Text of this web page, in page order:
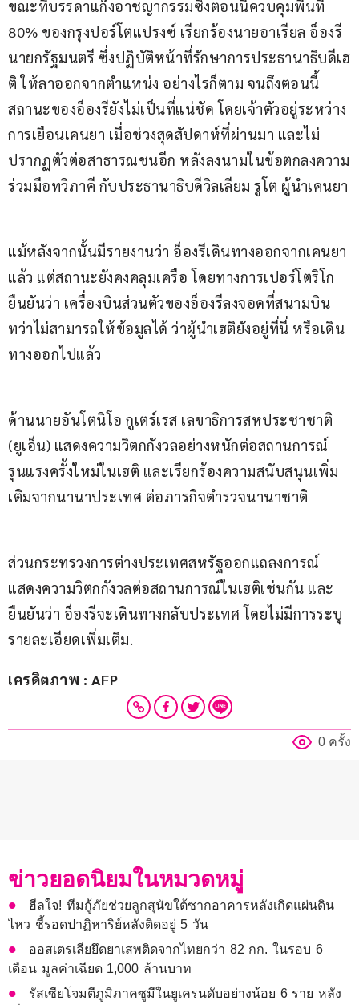
ขณะที่บรรดาแก๊งอาชญากรรมซึ่งตอนนี้ควบคุมพื้นที่
80% ของกรุงปอร์โตแปรงซ์ เรียกร้องนายอาเรียล อ็องรี
นายกรัฐมนตรี ซึ่งปฏิบัติหน้าที่รักษาการประธานาธิบดีเฮ
ติ ให้ลาออกจากตำแหน่ง อย่างไรก็ตาม จนถึงตอนนี้
สถานะของอ็องรียังไม่เป็นที่แน่ชัด โดยเจ้าตัวอยู่ระหว่าง
การเยือนเคนยา เมื่อช่วงสุดสัปดาห์ที่ผ่านมา และไม่
ปรากฏตัวต่อสาธารณชนอีก หลังลงนามในข้อตกลงความ
ร่วมมือทวิภาคี กับประธานาธิบดีวิลเลียม รูโต ผู้นำเคนยา
แม้หลังจากนั้นมีรายงานว่า อ็องรีเดินทางออกจากเคนยา
แล้ว แต่สถานะยังคงคลุมเครือ โดยทางการเปอร์โตริโก
ยืนยันว่า เครื่องบินส่วนตัวของอ็องรีลงจอดที่สนามบิน
ทว่าไม่สามารถให้ข้อมูลได้ ว่าผู้นำเฮติยังอยู่ที่นี่ หรือเดิน
ทางออกไปแล้ว
ด้านนายอันโตนิโอ กูเตร์เรส เลขาธิการสหประชาชาติ
(ยูเอ็น) แสดงความวิตกกังวลอย่างหนักต่อสถานการณ์
รุนแรงครั้งใหม่ในเฮติ และเรียกร้องความสนับสนุนเพิ่ม
เติมจากนานาประเทศ ต่อภารกิจตำรวจนานาชาติ
ส่วนกระทรวงการต่างประเทศสหรัฐออกแถลงการณ์
แสดงความวิตกกังวลต่อสถานการณ์ในเฮติเช่นกัน และ
ยืนยันว่า อ็องรีจะเดินทางกลับประเทศ โดยไม่มีการระบุ
รายละเอียดเพิ่มเติม.
เครดิตภาพ : AFP
0 ครั้ง
ข่าวยอดนิยมในหมวดหมู่
ฮีลใจ! ทีมกู้ภัยช่วยลูกสุนัขใต้ซากอาคารหลังเกิดแผ่นดิน
ไหว ชี้รอดปาฏิหาริย์หลังติดอยู่ 5 วัน
ออสเตรเลียยึดยาเสพติดจากไทยกว่า 82 กก. ในรอบ 6
เดือน มูลค่าเฉียด 1,000 ล้านบาท
รัสเซียโจมตีภูมิภาคซูมีในยูเครนดับอย่างน้อย 6 ราย หลัง